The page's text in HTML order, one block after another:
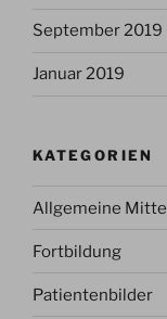
September 2019
Januar 2019
KATEGORIEN
Allgemeine
Fortbildung
Patientenbilder